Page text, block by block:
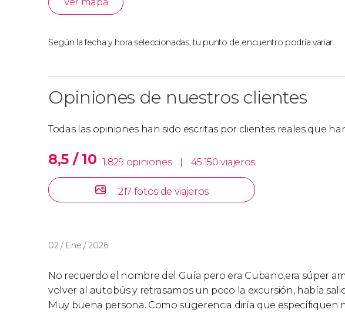
Si queréis realizar este recorrido y completarlo con una ruta
los contrastes de Nueva York.
Según la fecha y hora seleccionadas, tu punto de encuentro podría variar.
Opiniones de nuestros clientes
Todas las opiniones han sido escritas por clientes reales que
8,5 / 10 1.829 opiniones 45.150 viajeros
217 fotos de viajeros
02 / Ene / 2026
No recuerdo el nombre del Guía pero era Cubano,era súper
volver al autobús y retrasamos un poco la excursión, había
Muy buena persona. Como sugerencia diría que específiquen